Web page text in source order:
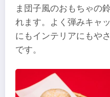
ま団子風のおもちゃの
れます。よく弾みキャ
にもインテリアにもや
です。